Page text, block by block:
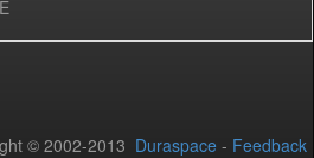
© 2002-2013 Duraspace - Feedback